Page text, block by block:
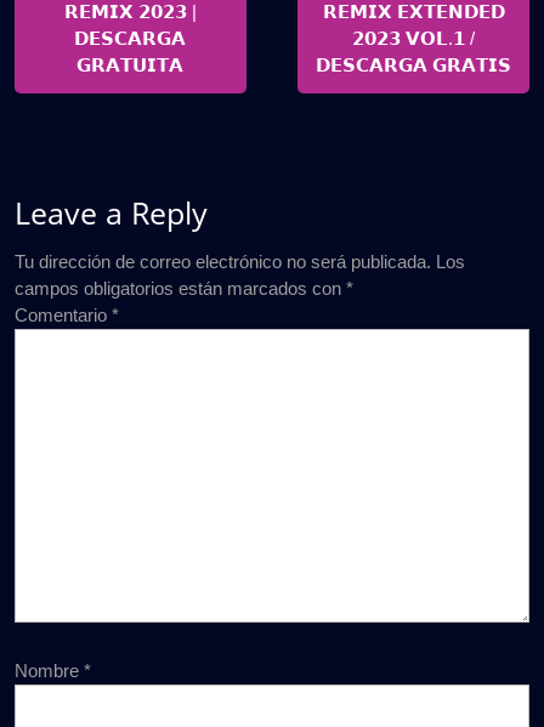
𝗥𝗘𝗠𝗜𝗫 𝟮𝟬𝟮𝟯 |
𝗗𝗘𝗦𝗖𝗔𝗥𝗚𝗔
𝗚𝗥𝗔𝗧𝗨𝗜𝗧𝗔
𝗥𝗘𝗠𝗜𝗫 𝗘𝗫𝗧𝗘𝗡𝗗𝗘𝗗
𝟮𝟬𝟮𝟯 𝗩𝗢𝗟.𝟭 /
𝗗𝗘𝗦𝗖𝗔𝗥𝗚𝗔 𝗚𝗥𝗔𝗧𝗜𝗦
Leave a Reply
Tu dirección de correo electrónico no será publicada. Los
campos obligatorios están marcados con *
Comentario *
Nombre *